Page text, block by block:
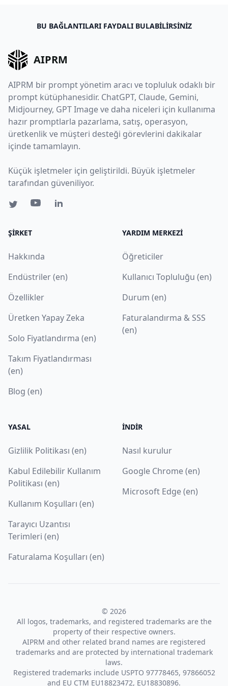
BU BAĞLANTILARI FAYDALI BULABILIRSINIZ
AIPRM
AIPRM bir prompt yönetim aracı ve topluluk odaklı bir
prompt kütüphanesidir. ChatGPT, Claude, Gemini,
Midjourney, GPT Image ve daha niceleri için kullanıma
hazır promptlarla pazarlama, satış, operasyon,
üretkenlik ve müşteri desteği görevlerini dakikalar
içinde tamamlayın.
Küçük işletmeler için geliştirildi. Büyük işletmeler
tarafından güveniliyor.
ŞIRKET
Hakkında
Endüstriler (en)
Özellikler
Üretken Yapay Zeka
Solo Fiyatlandırma (en)
Takım Fiyatlandırması
(en)
Blog (en)
YARDIM MERKEZI
Öğreticiler
Kullanıcı Topluluğu (en)
Durum (en)
Faturalandırma & SSS
(en)
YASAL
Gizlilik Politikası (en)
Kabul Edilebilir Kullanım
Politikası (en)
Kullanım Koşulları (en)
Tarayıcı Uzantısı
Terimleri (en)
Faturalama Koşulları (en)
İNDIR
Nasıl kurulur
Google Chrome (en)
Microsoft Edge (en)
© 2026
All logos, trademarks, and registered trademarks are the
property of their respective owners.
AIPRM and other related brand names are registered
trademarks and are protected by international trademark
laws.
Registered trademarks include USPTO 97778465, 97866052
and EU CTM EU18823472, EU18830896.